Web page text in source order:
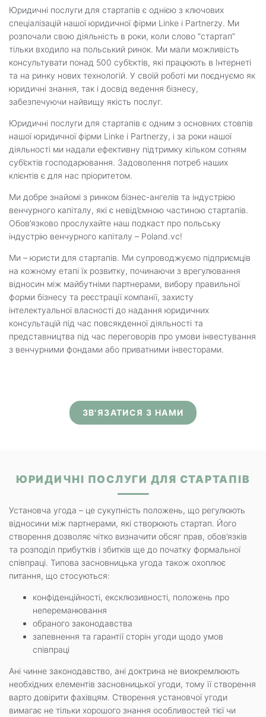
Юридичні послуги для стартапів є однією з ключових
спеціалізацій нашої юридичної фірми Linke i Partnerzy. Ми
розпочали свою діяльність в роки, коли слово “стартап”
тільки входило на польський ринок. Ми мали можливість
консультувати понад 500 суб’єктів, які працюють в Інтернеті
та на ринку нових технологій. У своїй роботі ми поєднуємо як
юридичні знання, так і досвід ведення бізнесу,
забезпечуючи найвищу якість послуг.
Юридичні послуги для стартапів є одним з основних стовпів
нашої юридичної фірми Linke i Partnerzy, і за роки нашої
діяльності ми надали ефективну підтримку кільком сотням
суб’єктів господарювання. Задоволення потреб наших
клієнтів є для нас пріоритетом.
Ми добре знайомі з ринком бізнес-ангелів та індустрією
венчурного капіталу, які є невід’ємною частиною стартапів.
Обов’язково прослухайте наш подкаст про польську
індустрію венчурного капіталу – Poland.vc!
Ми – юристи для стартапів. Ми супроводжуємо підприємців
на кожному етапі їх розвитку, починаючи з врегулювання
відносин між майбутніми партнерами, вибору правильної
форми бізнесу та реєстрації компанії, захисту
інтелектуальної власності до надання юридичних
консультацій під час повсякденної діяльності та
представництва під час переговорів про умови інвестування
з венчурними фондами або приватними інвесторами.
ЗВ'ЯЗАТИСЯ З НАМИ
ЮРИДИЧНІ ПОСЛУГИ ДЛЯ СТАРТАПІВ
Установча угода – це сукупність положень, що регулюють
відносини між партнерами, які створюють стартап. Його
створення дозволяє чітко визначити обсяг прав, обов’язків
та розподіл прибутків і збитків ще до початку формальної
співпраці. Типова засновницька угода також охоплює
питання, що стосуються:
конфіденційності, ексклюзивності, положень про
непереманювання
обраного законодавства
запевнення та гарантії сторін угоди щодо умов
співпраці
Ані чинне законодавство, ані доктрина не виокремлюють
необхідних елементів засновницької угоди, тому її створення
варто довірити фахівцям. Створення установчої угоди
вимагає не тільки хорошого знання особливостей тієї чи